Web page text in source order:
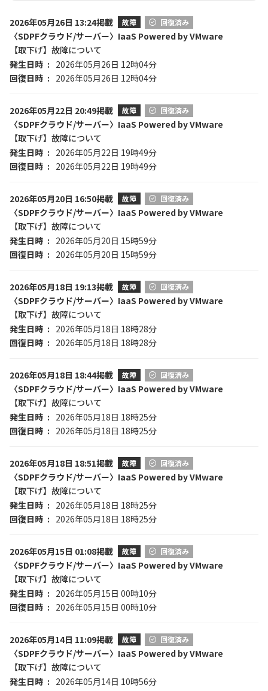
2026年05月26日 13:24掲載 故障 回復済み
〈SDPFクラウド/サーバー〉IaaS Powered by VMware
【取下げ】故障について
発生日時
2026年05月26日 12時04分
回復日時
2026年05月26日 12時04分
2026年05月22日 20:49掲載 故障 回復済み
〈SDPFクラウド/サーバー〉IaaS Powered by VMware
【取下げ】故障について
発生日時
2026年05月22日 19時49分
回復日時
2026年05月22日 19時49分
2026年05月20日 16:50掲載 故障 回復済み
〈SDPFクラウド/サーバー〉IaaS Powered by VMware
【取下げ】故障について
発生日時
2026年05月20日 15時59分
回復日時
2026年05月20日 15時59分
2026年05月18日 19:13掲載 故障 回復済み
〈SDPFクラウド/サーバー〉IaaS Powered by VMware
【取下げ】故障について
発生日時
2026年05月18日 18時28分
回復日時
2026年05月18日 18時28分
2026年05月18日 18:44掲載 故障 回復済み
〈SDPFクラウド/サーバー〉IaaS Powered by VMware
【取下げ】故障について
発生日時
2026年05月18日 18時25分
回復日時
2026年05月18日 18時25分
2026年05月18日 18:51掲載 故障 回復済み
〈SDPFクラウド/サーバー〉IaaS Powered by VMware
【取下げ】故障について
発生日時
2026年05月18日 18時25分
回復日時
2026年05月18日 18時25分
2026年05月15日 01:08掲載 故障 回復済み
〈SDPFクラウド/サーバー〉IaaS Powered by VMware
【取下げ】故障について
発生日時
2026年05月15日 00時10分
回復日時
2026年05月15日 00時10分
2026年05月14日 11:09掲載 故障 回復済み
〈SDPFクラウド/サーバー〉IaaS Powered by VMware
【取下げ】故障について
発生日時
2026年05月14日 10時56分